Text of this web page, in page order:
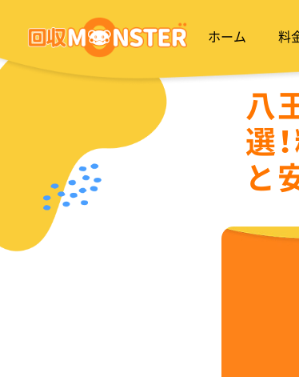
ホーム 料
八
選
と